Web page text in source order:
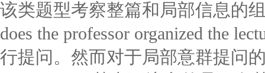
该类题型考察整篇和局部信息的
does the professor organized the
行提问。然而对于局部意群提问